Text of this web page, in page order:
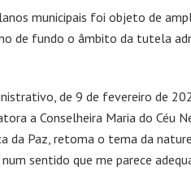
municipais foi objeto de
de fundo o âmbito da tutela
de 9 de fevereiro de
a Conselheira Maria do Céu
da Paz, retoma o tema da
sentido que me parece